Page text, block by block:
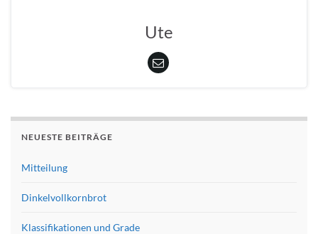
Ute
NEUESTE BEITRÄGE
Mitteilung
Dinkelvollkornbrot
Klassifikationen und Grade